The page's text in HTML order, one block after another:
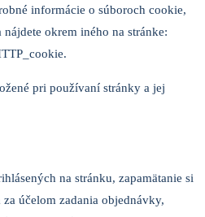
informácie o súboroch cookie,
okrem iného na stránke:
pri používaní stránky a jej
na stránku, zapamätanie si
účelom zadania objednávky,